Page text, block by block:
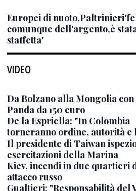
Europei di
comunque dell'argento,è
staffetta'
VIDEO
Da Bolzano alla Mongolia con
Panda da 150 euro
De la Espriella: "In Colombia
torneranno ordine, autorità e
Il presidente di Taiwan
esercitazioni della Marina
Kiev, incendi in due quartieri
attacco russo
Gualtieri: "Responsabilità del